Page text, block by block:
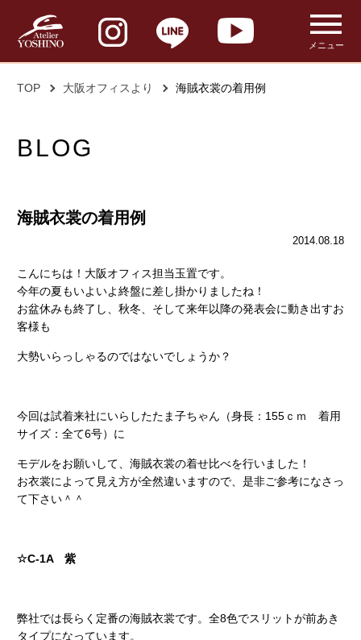
メニュー
TOP 大阪オフィスより 海賊衣裳の着用例
BLOG
海賊衣裳の着用例
2014.08.18
こんにちは！大阪オフィス担当玉置です。
今年の夏もいよいよ終盤に差し掛かりましたね！
お盆休みも終了し、秋冬、そして来年以降の発表会に動き出すお
客様も
大勢いらっしゃるのではないでしょうか？
今回は試着来社にいらしたたま子ちゃん（身長：155ｃｍ 着用
サイズ：全て6号）に
モデルをお願いして、海賊衣裳の着せ比べを行いました！
お衣裳によって見え方が全然違いますので、是非ご参考になさっ
て下さい＾＾
☆C-1A 紫
弊社では長らく定番の海賊衣裳です。全8色でスリットが前あき
タイプになっています。